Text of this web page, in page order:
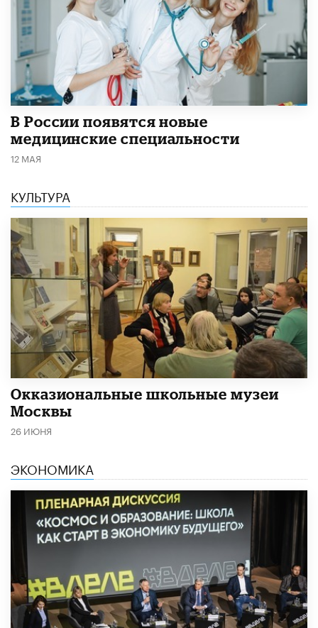
В России появятся новые
медицинские специальности
12 МАЯ
КУЛЬТУРА
​Окказиональные школьные музеи
Москвы
26 ИЮНЯ
ЭКОНОМИКА